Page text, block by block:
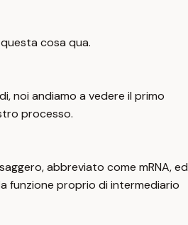
cosa qua.
noi andiamo a vedere il primo
processo.
abbreviato come mRNA, ed
funzione proprio di intermediario